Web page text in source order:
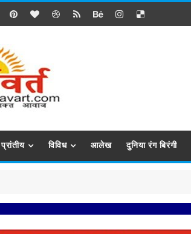
प्रांतीय विविध आलेख दुनिया रंग बिरंगी